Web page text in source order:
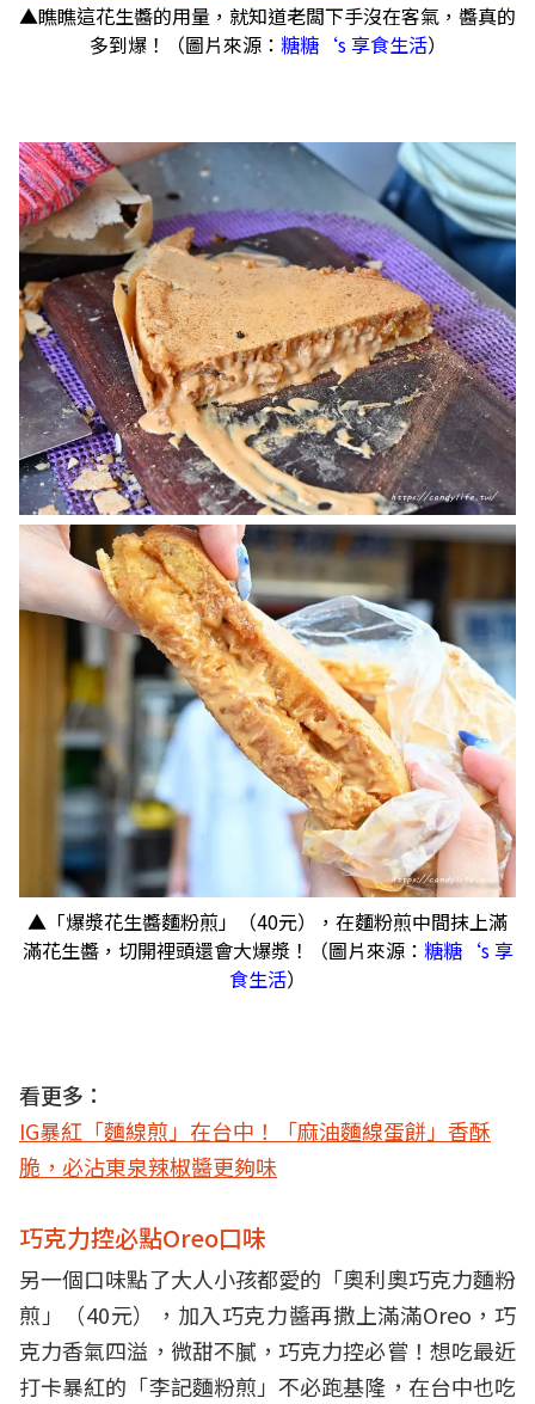
▲瞧瞧這花生醬的用量，就知道老闆下手沒在客氣，醬真的
多到爆！（圖片來源： 糖糖‘s 享食生活）
▲「爆漿花生醬麵粉煎」（40元），在麵粉煎中間抹上滿
滿花生醬，切開裡頭還會大爆漿！（圖片來源： 糖糖‘s 享
食生活）
看更多：
IG暴紅「麵線煎」在台中！「麻油麵線蛋餅」香酥
脆，必沾東泉辣椒醬更夠味
巧克力控必點Oreo口味
另一個口味點了大人小孩都愛的「奧利奧巧克力麵粉
煎」（40元），加入巧克力醬再撒上滿滿Oreo，巧
克力香氣四溢，微甜不膩，巧克力控必嘗！想吃最近
打卡暴紅的「李記麵粉煎」不必跑基隆，在台中也吃